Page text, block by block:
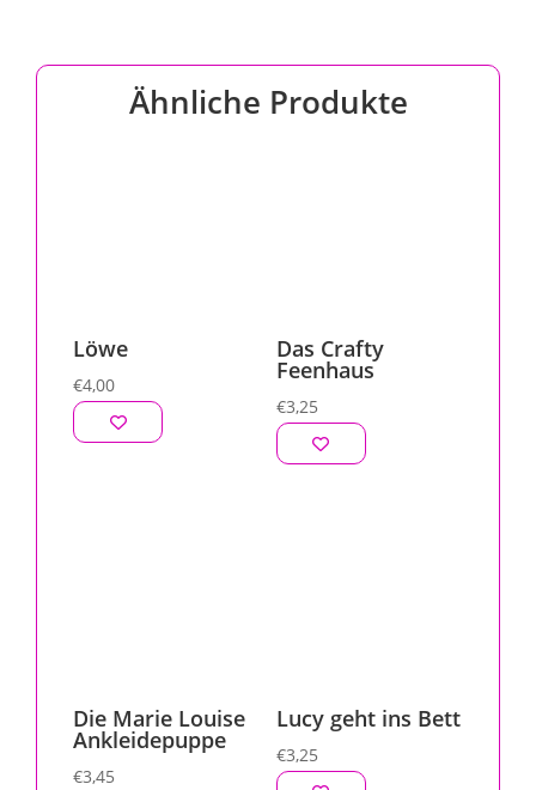
Ähnliche Produkte
Löwe
€4,00
Das Crafty
Feenhaus
€3,25
Die Marie Louise
Ankleidepuppe
€3,45
Lucy geht ins Bett
€3,25